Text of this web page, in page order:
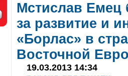
Мстислав Емец
за развитие и
«Борлас» в
Восточной
19.03.2013 14:34